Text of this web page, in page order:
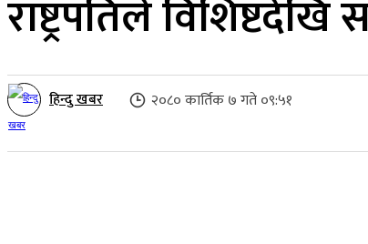
राष्ट्रपतिले
हिन्दु खबर २०८० कार्तिक ७ गते ०९:५१